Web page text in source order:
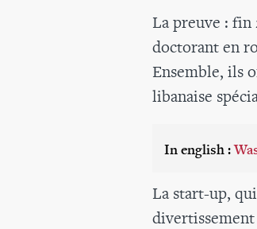
La preuve : fin
doctorant en
Ensemble, ils
libanaise
In english :
La start-up,